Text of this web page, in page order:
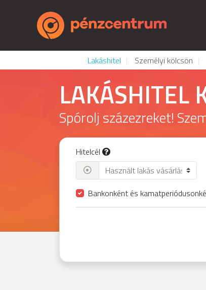
Lakáshitel Személyi kölcsön
LAKÁSHITEL
Spórolj százezreket!
Hitelcél
Bankonként és